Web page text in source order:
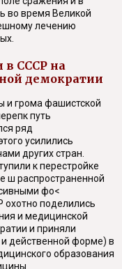
во время Великой
лечению
в СССР на
демократии
и грома фашистской
путь
ряд
усилились
других стран.
к перестройке
ш распространенной
фо<
охотно поделились
и медицинской
и приняли
и действенной форме) в
образования